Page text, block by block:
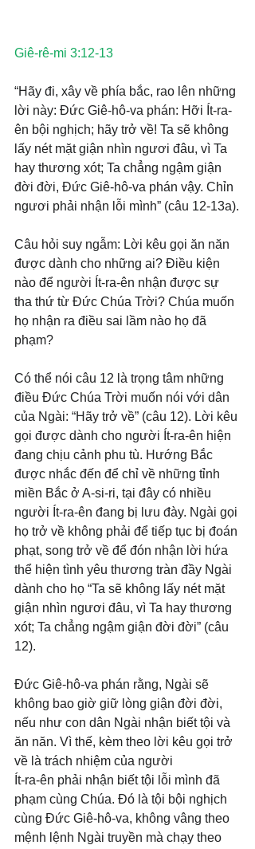
Giê-rê-mi 3:12-13
“Hãy đi, xây về phía bắc, rao lên những
lời này: Đức Giê-hô-va phán: Hỡi Ít-ra-
ên bội nghịch; hãy trở về! Ta sẽ không
lấy nét mặt giận nhìn ngươi đâu, vì Ta
hay thương xót; Ta chẳng ngậm giận
đời đời, Đức Giê-hô-va phán vậy. Chỉn
ngươi phải nhận lỗi mình” (câu 12-13a).
Câu hỏi suy ngẫm: Lời kêu gọi ăn năn
được dành cho những ai? Điều kiện
nào để người Ít-ra-ên nhận được sự
tha thứ từ Đức Chúa Trời? Chúa muốn
họ nhận ra điều sai lầm nào họ đã
phạm?
Có thể nói câu 12 là trọng tâm những
điều Đức Chúa Trời muốn nói với dân
của Ngài: “Hãy trở về” (câu 12). Lời kêu
gọi được dành cho người Ít-ra-ên hiện
đang chịu cảnh phu tù. Hướng Bắc
được nhắc đến để chỉ về những tỉnh
miền Bắc ở A-si-ri, tại đây có nhiều
người Ít-ra-ên đang bị lưu đày. Ngài gọi
họ trở về không phải để tiếp tục bị đoán
phạt, song trở về để đón nhận lời hứa
thể hiện tình yêu thương tràn đầy Ngài
dành cho họ “Ta sẽ không lấy nét mặt
giận nhìn ngươi đâu, vì Ta hay thương
xót; Ta chẳng ngậm giận đời đời” (câu
12).
Đức Giê-hô-va phán rằng, Ngài sẽ
không bao giờ giữ lòng giận đời đời,
nếu như con dân Ngài nhận biết tội và
ăn năn. Vì thế, kèm theo lời kêu gọi trở
về là trách nhiệm của người
Ít-ra-ên phải nhận biết tội lỗi mình đã
phạm cùng Chúa. Đó là tội bội nghịch
cùng Đức Giê-hô-va, không vâng theo
mệnh lệnh Ngài truyền mà chạy theo